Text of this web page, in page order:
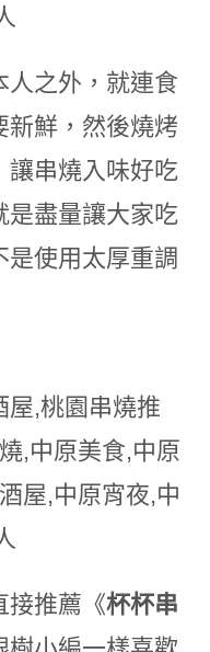
人之外，就連食
新鮮，然後燒烤
讓串燒入味好吃
是盡量讓大家吃
使用太厚重調
接推薦《杯杯串